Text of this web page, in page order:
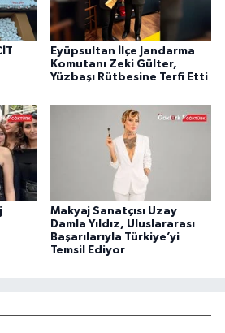
Eyüpsultan İlçe Jandarma
Komutanı Zeki Gülter,
Yüzbaşı Rütbesine Terfi Etti
Makyaj Sanatçısı Uzay
Damla Yıldız, Uluslararası
Başarılarıyla Türkiye’yi
Temsil Ediyor